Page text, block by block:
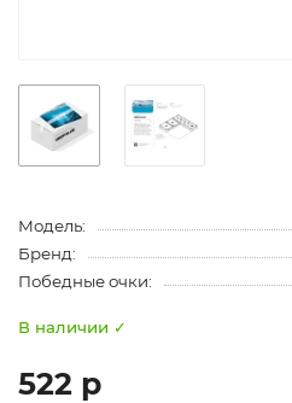
Модель:
Бренд:
Победные очки:
В наличии ✓
522 р